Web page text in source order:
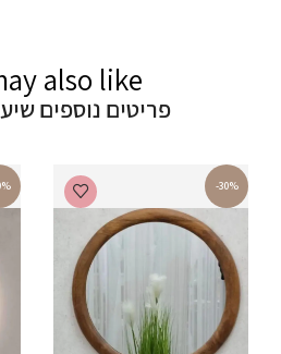
also like
פריטים נוספים
-30%